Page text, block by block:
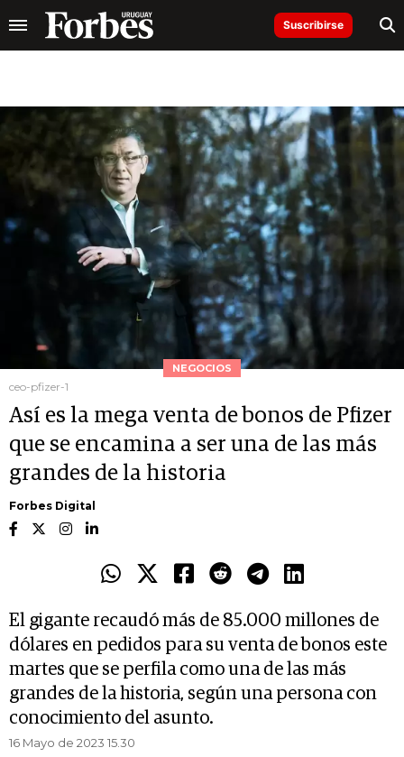
Suscribirse
NEGOCIOS
ceo-pfizer-1
Así es la mega venta de bonos de Pfizer
que se encamina a ser una de las más
grandes de la historia
Forbes Digital
El gigante recaudó más de 85.000 millones de
dólares en pedidos para su venta de bonos este
martes que se perfila como una de las más
grandes de la historia, según una persona con
conocimiento del asunto.
16 Mayo de 2023 15.30